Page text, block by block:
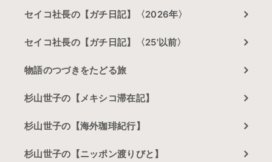
セイコ社長の【ガチ日記】〈2026年〉
セイコ社長の【ガチ日記】〈25'以前〉
物語のつづきをたどる旅
杉山世子の【メキシコ滞在記】
杉山世子の【海外珈琲紀行】
杉山世子の【ニッポン渡りびと】